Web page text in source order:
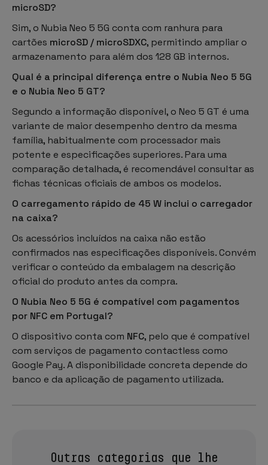
microSD?
Sim, o Nubia Neo 5 5G conta com ranhura para
cartões microSD / microSDXC, permitindo ampliar o
armazenamento para além dos 128 GB internos.
Qual é a principal diferença entre o Nubia Neo 5 5G
e o Nubia Neo 5 GT?
Segundo a informação disponível, o Neo 5 GT é uma
variante de maior desempenho dentro da mesma
família, habitualmente com processador mais
potente e especificações superiores. Para uma
comparação detalhada, é recomendável consultar as
fichas técnicas oficiais de ambos os modelos.
O carregamento rápido de 45 W inclui o carregador
na caixa?
Os acessórios incluídos na caixa não estão
confirmados nas especificações disponíveis. Convém
verificar o conteúdo da embalagem na descrição
oficial do produto antes da compra.
O Nubia Neo 5 5G é compatível com pagamentos
por NFC em Portugal?
O dispositivo conta com NFC, pelo que é compatível
com serviços de pagamento contactless como
Google Pay. A disponibilidade concreta depende do
banco e da aplicação de pagamento utilizada.
Outras categorias que lhe